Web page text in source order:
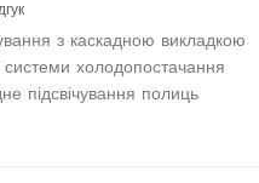
з каскадною викладкою
холодопостачання
підсвічування полиць